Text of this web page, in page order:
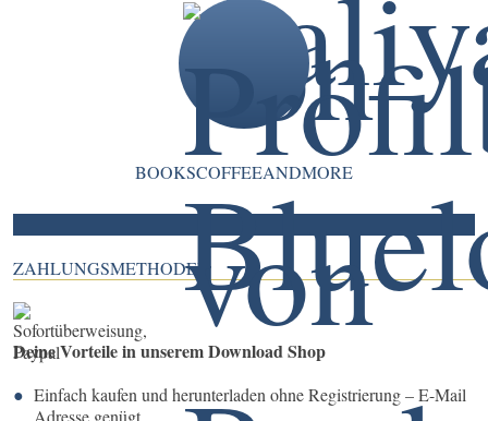
BOOKSCOFFEEANDMORE
ZAHLUNGSMETHODEN
Deine Vorteile in unserem Download Shop
Einfach kaufen und herunterladen ohne Registrierung – E-Mail
Adresse genügt